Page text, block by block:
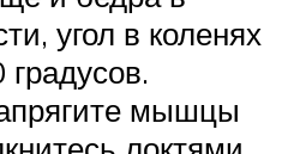
угол в коленях
градусов.
мышцы